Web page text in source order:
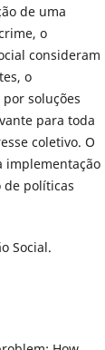
de uma
o
consideram
o
soluções
para toda
coletivo. O
implementação
de políticas
Social.